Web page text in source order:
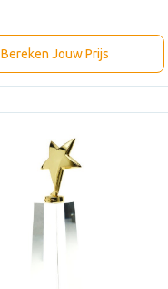
Bereken Jouw Prijs